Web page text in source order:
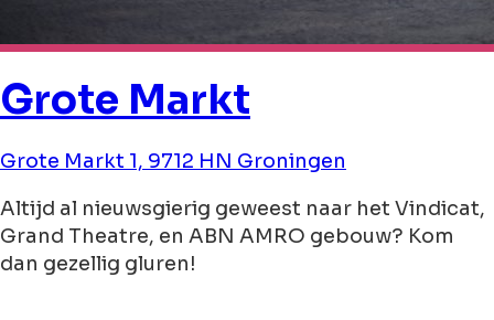
Grote Markt
Grote Markt 1, 9712 HN Groningen
Altijd al nieuwsgierig geweest naar het Vindicat,
Grand Theatre, en ABN AMRO gebouw? Kom
dan gezellig gluren!